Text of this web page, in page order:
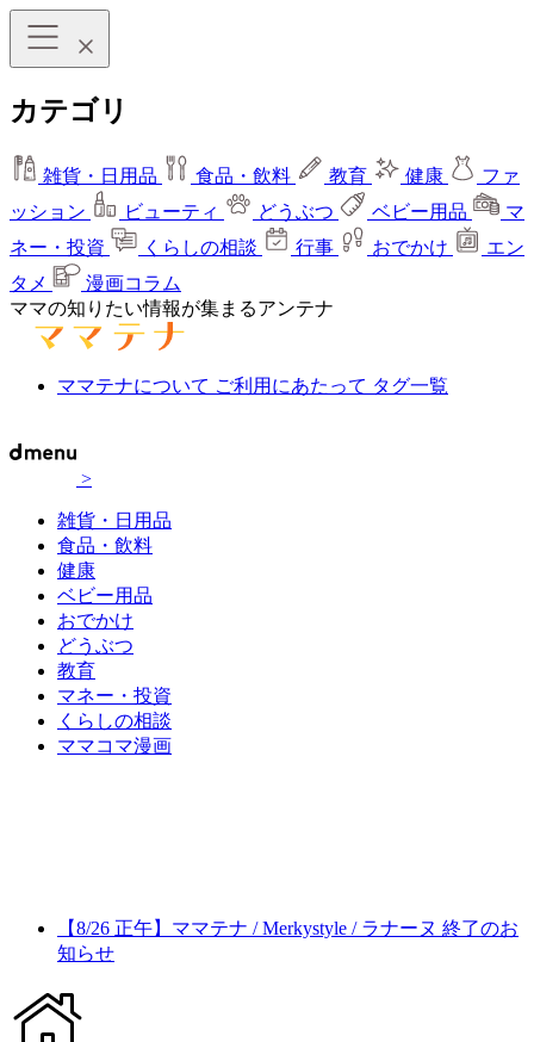
カテゴリ
雑貨・日用品 食品・飲料 教育 健康
ファ
ッション
ビューティ どうぶつ ベビー用品
マ
ネー・投資
くらしの相談 行事 おでかけ
エン
タメ
漫画コラム
ママの知りたい情報が集まるアンテナ
ママテナについて ご利用にあたって タグ一覧
>
雑貨・日用品
食品・飲料
健康
ベビー用品
おでかけ
どうぶつ
教育
マネー・投資
くらしの相談
ママコマ漫画
【8/26 正午】ママテナ / Merkystyle / ラナーヌ 終了のお
知らせ